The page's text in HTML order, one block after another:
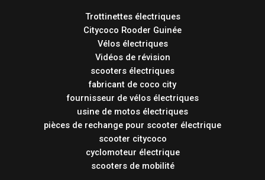
Trottinettes électriques
Citycoco Rooder Guinée
Vélos électriques
Vidéos de révision
scooters électriques
fabricant de coco city
fournisseur de vélos électriques
usine de motos électriques
pièces de rechange pour scooter électrique
scooter citycoco
cyclomoteur électrique
scooters de mobilité